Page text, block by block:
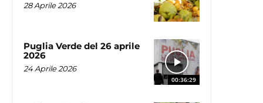
28 Aprile 2026
00:36:29
Puglia Verde del 26 aprile
2026
24 Aprile 2026